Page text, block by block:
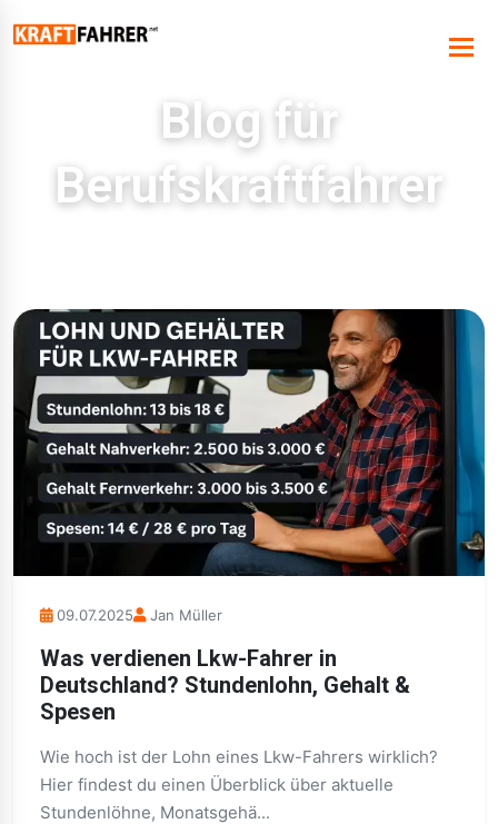
Blog für
Berufskraftfahrer
09.07.2025 Jan Müller
Was verdienen Lkw-Fahrer in
Deutschland? Stundenlohn, Gehalt &
Spesen
Wie hoch ist der Lohn eines Lkw-Fahrers wirklich?
Hier findest du einen Überblick über aktuelle
Stundenlöhne, Monatsgehä...